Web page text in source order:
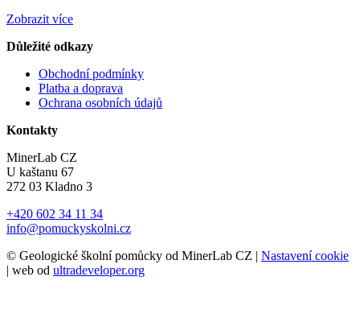
Zobrazit více
Důležité odkazy
Obchodní podmínky
Platba a doprava
Ochrana osobních údajů
Kontakty
MinerLab CZ
U kaštanu 67
272 03 Kladno 3
+420 602 34 11 34
info@pomuckyskolni.cz
© Geologické školní pomůcky od MinerLab CZ | Nastavení cookie
| web od ultradeveloper.org